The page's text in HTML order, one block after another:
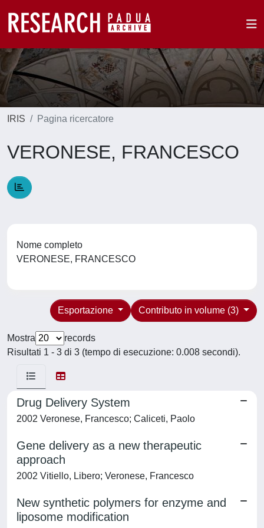
IRIS Pagina ricercatore
VERONESE, FRANCESCO
Nome completo
VERONESE, FRANCESCO
Contributo in volume (3)
Esportazione
Mostra
records
Risultati 1 - 3 di 3 (tempo di esecuzione: 0.008 secondi).
Drug Delivery System
2002 Veronese, Francesco; Caliceti, Paolo
Gene delivery as a new therapeutic
approach
2002 Vitiello, Libero; Veronese, Francesco
New synthetic polymers for enzyme and
liposome modification